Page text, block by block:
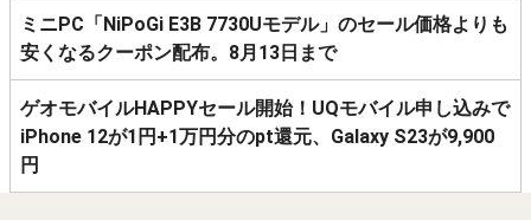
ミニPC「NiPoGi E3B 7730Uモデル」のセール価格よりも
安くなるクーポン配布。8月13日まで
ゲオモバイルHAPPYセール開始！UQモバイル申し込みで
iPhone 12が1円+1万円分のpt還元、Galaxy S23が9,900
円